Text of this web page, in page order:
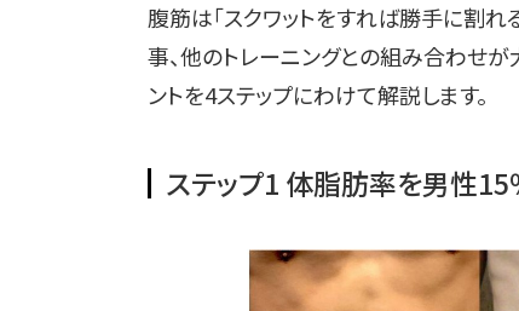
腹筋は「スクワットをすれば勝手に割
事、他のトレーニングとの組み合わせ
ントを4ステップにわけて解説します。
ステップ1 体脂肪率を男性